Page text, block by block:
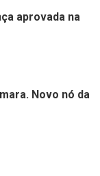
aprovada na
Novo nó da